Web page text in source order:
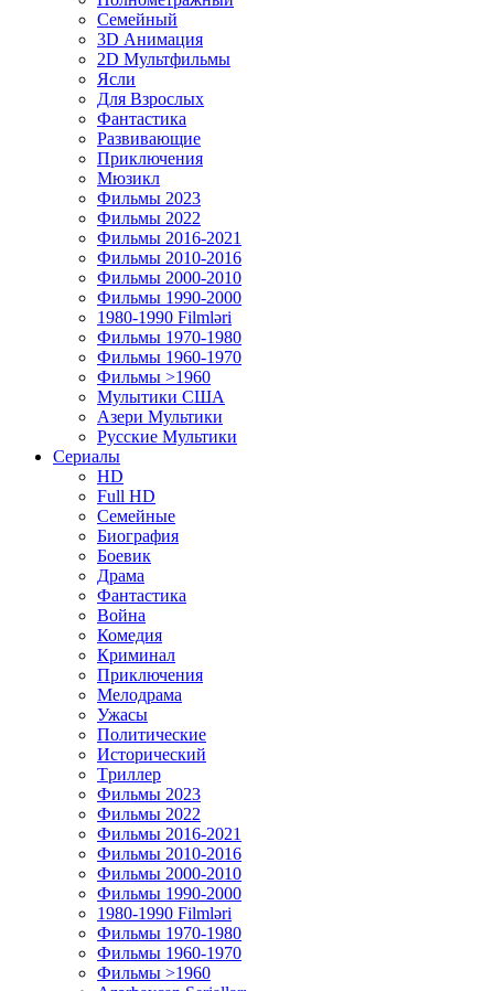
Семейный
3D Анимация
2D Мультфильмы
Ясли
Для Взрослых
Фантастика
Развивающие
Приключения
Мюзикл
Фильмы 2023
Фильмы 2022
Фильмы 2016-2021
Фильмы 2010-2016
Фильмы 2000-2010
Фильмы 1990-2000
1980-1990 Filmləri
Фильмы 1970-1980
Фильмы 1960-1970
Фильмы >1960
Мулытики США
Азери Мультики
Русские Мультики
Сериалы
HD
Full HD
Семейные
Биография
Боевик
Драма
Фантастика
Война
Комедия
Криминал
Приключения
Мелодрама
Ужасы
Политические
Исторический
Tриллер
Фильмы 2023
Фильмы 2022
Фильмы 2016-2021
Фильмы 2010-2016
Фильмы 2000-2010
Фильмы 1990-2000
1980-1990 Filmləri
Фильмы 1970-1980
Фильмы 1960-1970
Фильмы >1960